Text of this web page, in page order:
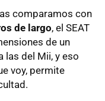
comparamos con
de largo, el SEAT
de un
las del Mii, y eso
voy, permite